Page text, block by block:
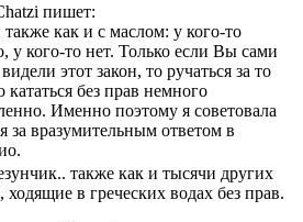
пишет:
как и с маслом: у кого-то
у кого-то нет. Только если Вы сами
этот закон, то ручаться за то
без прав немного
Именно поэтому я советовала
за вразумительным ответом в
также как и тысячи других
ходящие в греческих водах без прав.